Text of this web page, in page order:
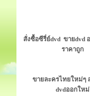
สั่งซื้อซีรี่ย์dvd ขายdvd
ราคาถูก
ขายละครไทยใหม่ๆ
dvdออกใหม่